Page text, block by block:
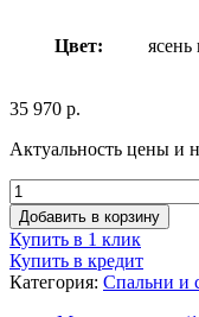
Цвет:
35 970 р.
Актуальность цены и
Добавить в корзину
Купить в 1 клик
Купить в кредит
Категория: Спальни и